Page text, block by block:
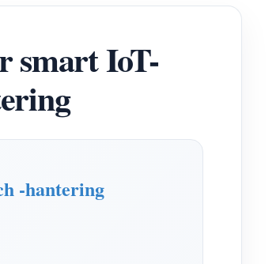
smart IoT-
-hantering